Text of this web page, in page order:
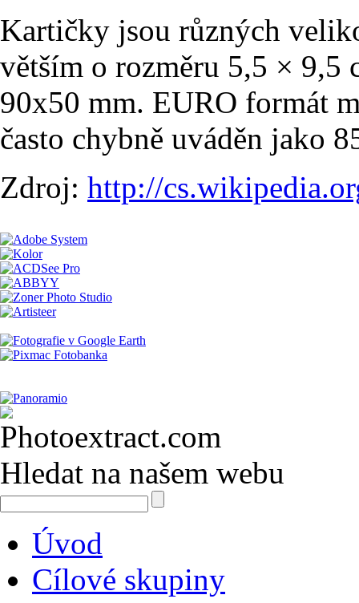
Kartičky jsou různých
větším o rozměru 5,5 × 9,5
90x50 mm. EURO formát
často chybně uváděn jako
Zdroj: http://
Hledat na našem webu
Úvod
Cílové skupiny